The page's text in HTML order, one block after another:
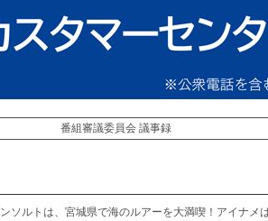
番組審議委員会 議事録
ルトは、宮城県で海のルアーを大満喫！アイナ